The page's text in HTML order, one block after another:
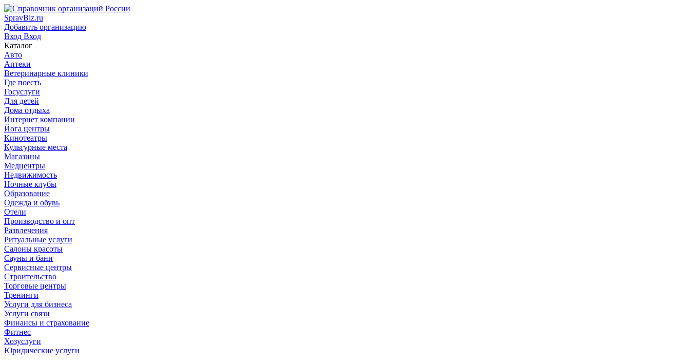
SpravBiz.ru
Добавить организацию
Вход Вход
Каталог
Авто
Аптеки
Ветеринарные клиники
Где поесть
Госуслуги
Для детей
Дома отдыха
Интернет компании
Йога центры
Кинотеатры
Культурные места
Магазины
Медцентры
Недвижимость
Ночные клубы
Образование
Одежда и обувь
Отели
Производство и опт
Развлечения
Ритуальные услуги
Салоны красоты
Сауны и бани
Сервисные центры
Строительство
Торговые центры
Тренинги
Услуги для бизнеса
Услуги связи
Финансы и страхование
Фитнес
Хозуслуги
Юридические услуги